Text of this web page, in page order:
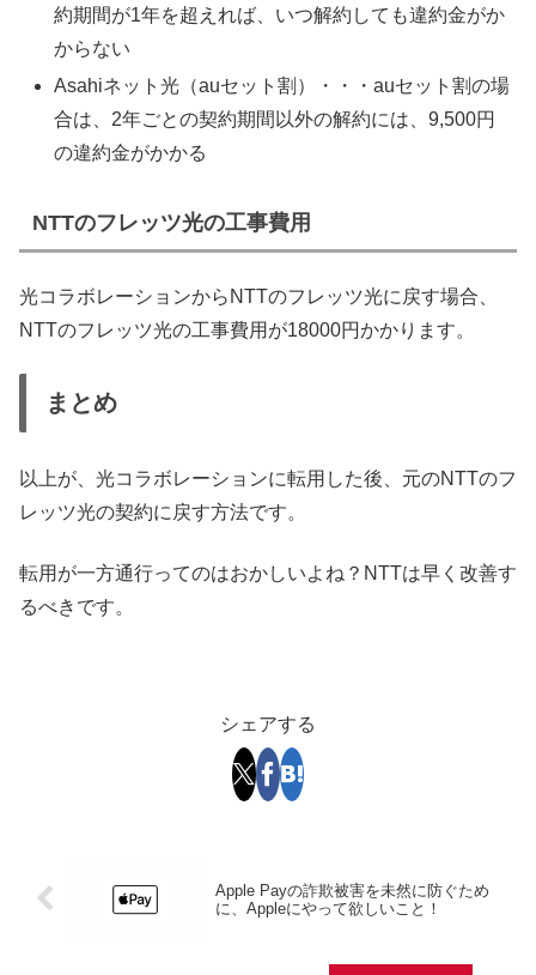
約期間が1年を超えれば、いつ解約しても違約金がか
からない
Asahiネット光（auセット割）・・・auセット割の場
合は、2年ごとの契約期間以外の解約には、9,500円
の違約金がかかる
NTTのフレッツ光の工事費用
光コラボレーションからNTTのフレッツ光に戻す場合、
NTTのフレッツ光の工事費用が18000円かかります。
まとめ
以上が、光コラボレーションに転用した後、元のNTTのフ
レッツ光の契約に戻す方法です。
転用が一方通行ってのはおかしいよね？NTTは早く改善す
るべきです。
シェアする
Apple Payの詐欺被害を未然に防ぐため
に、Appleにやって欲しいこと！